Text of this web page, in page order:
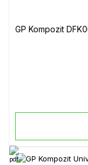
GP Kompozit